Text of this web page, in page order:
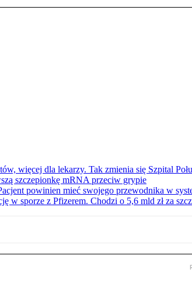
więcej dla lekarzy. Tak zmienia się Szpital
szczepionkę mRNA przeciw grypie
powinien mieć swojego przewodnika w
w sporze z Pfizerem. Chodzi o 5,6 mld zł za